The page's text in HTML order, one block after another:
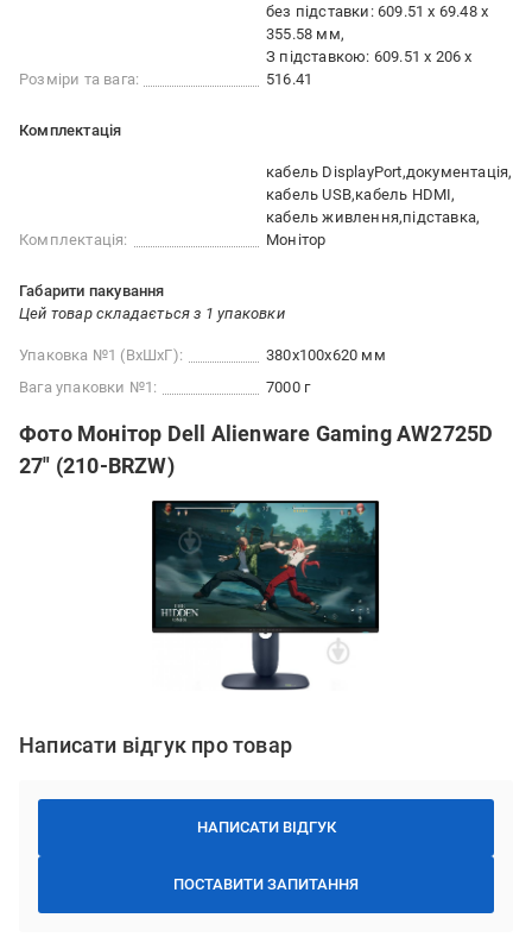
Розміри та вага:
без підставки: 609.51 x 69.48 x
355.58 мм
З підставкою: 609.51 x 206 x
516.41
Комплектація
Комплектація:
кабель DisplayPort документація
кабель USB кабель HDMI
кабель живлення підставка
Монітор
Габарити пакування
Цей товар складається з 1 упаковки
Упаковка №1 (ВхШхГ):
380x100x620 мм
Вага упаковки №1:
7000 г
Фото Монітор Dell Alienware Gaming AW2725D
27" (210-BRZW)
Написати відгук про товар
НАПИСАТИ ВІДГУК
ПОСТАВИТИ ЗАПИТАННЯ